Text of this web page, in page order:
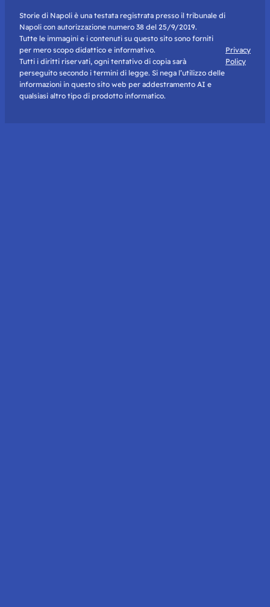
Storie di Napoli è una testata registrata presso il tribunale di
Napoli con autorizzazione numero 38 del 25/9/2019.
Tutte le immagini e i contenuti su questo sito sono forniti
per mero scopo didattico e informativo.
Tutti i diritti riservati, ogni tentativo di copia sarà
perseguito secondo i termini di legge. Si nega l’utilizzo delle
informazioni in questo sito web per addestramento AI e
qualsiasi altro tipo di prodotto informatico.
Privacy
Policy